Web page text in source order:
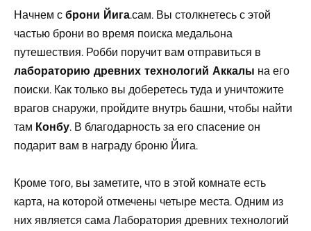
Начнем с брони Йига.сам. Вы столкнетесь с этой
частью брони во время поиска медальона
путешествия. Робби поручит вам отправиться в
лабораторию древних технологий Аккалы на его
поиски. Как только вы доберетесь туда и уничтожите
врагов снаружи, пройдите внутрь башни, чтобы найти
там Конбу. В благодарность за его спасение он
подарит вам в награду броню Йига.
Кроме того, вы заметите, что в этой комнате есть
карта, на которой отмечены четыре места. Одним из
них является сама Лаборатория древних технологий